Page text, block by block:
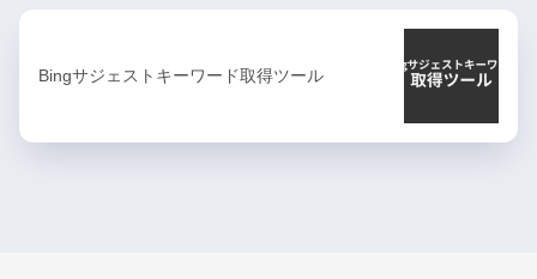
Bingサジェストキーワード取得ツール